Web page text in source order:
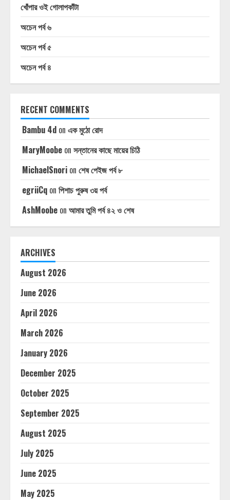
খোঁপার ওই গোলাপকাঁটা
অচেন পর্ব ৬
অচেন পর্ব ৫
অচেন পর্ব ৪
RECENT COMMENTS
Bambu 4d on এক মুঠো রোদ
MaryMoobe on সন্তানের কাছে মায়ের চিঠি
MichaelSnori on শেষ পেইজ পর্ব ৮
egriiCq on পিশাচ পুরুষ ৩য় পর্ব
AshMoobe on আমার তুমি পর্ব ৪২ ও শেষ
ARCHIVES
August 2026
June 2026
April 2026
March 2026
January 2026
December 2025
October 2025
September 2025
August 2025
July 2025
June 2025
May 2025